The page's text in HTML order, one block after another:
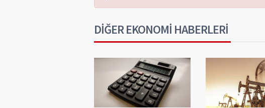
DİĞER EKONOMİ HABERLERİ